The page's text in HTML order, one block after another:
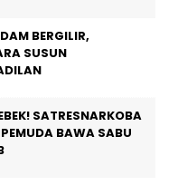
BERGILIR,
SUSUN
SATRESNARKOBA
BAWA SABU